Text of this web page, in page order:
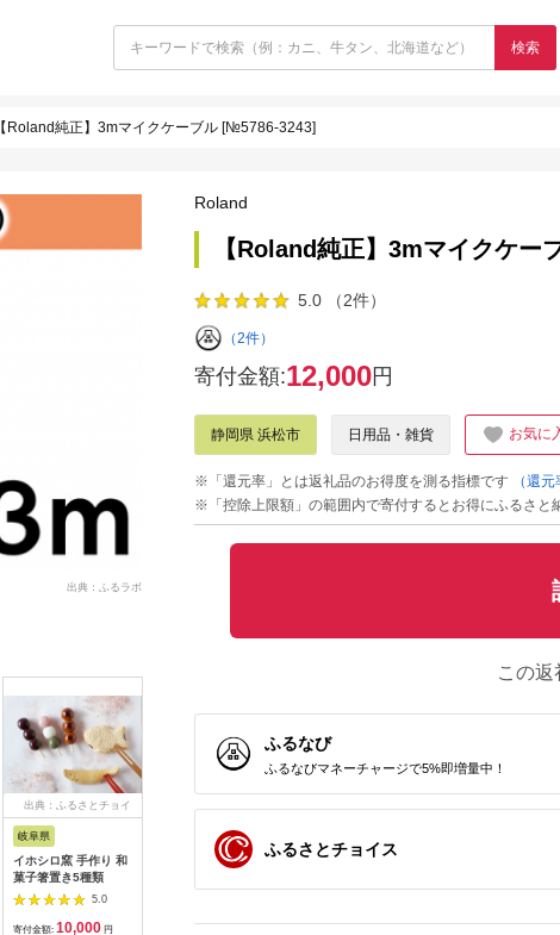
検索
【Roland純正】3mマイクケーブル [№5786-3243]
出典：ふるラボ
出典：ふるさとチョイ
岐阜県
イホシロ窯 手作り 和
菓子箸置き5種類
5.0
寄付金額: 10,000 円
京都 府京丹後市
丹後ちりめん はじめ
サイズ：約
10,000
日本製 横のび マルチ
あったか ブラック
【1133383】
8,000
スタード
Roland
【Roland純正】3mマイクケ
5.0 （2件）
（2件）
寄付金額:12,000円
静岡県 浜松市 日用品・雑貨 お気に
※「還元率」とは返礼品のお得度を測る指標です
（還元
※「控除上限額」の範囲内で寄付するとお得にふるさと
この返
ふるなび
ふるなびマネーチャージで5%即増量中！
ふるさとチョイス